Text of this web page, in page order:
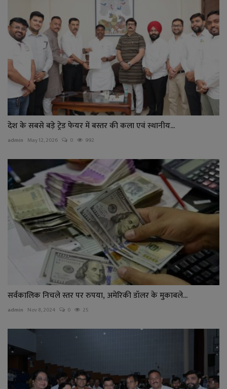
देश के सबसे बड़े ट्रेड फेयर में बस्तर की कला एवं स्थानीय...
admin May 12, 2026 0 992
सर्वकालिक निचले स्तर पर रुपया, अमेरिकी डॉलर के मुकाबले...
admin Nov 8, 2024 0 25